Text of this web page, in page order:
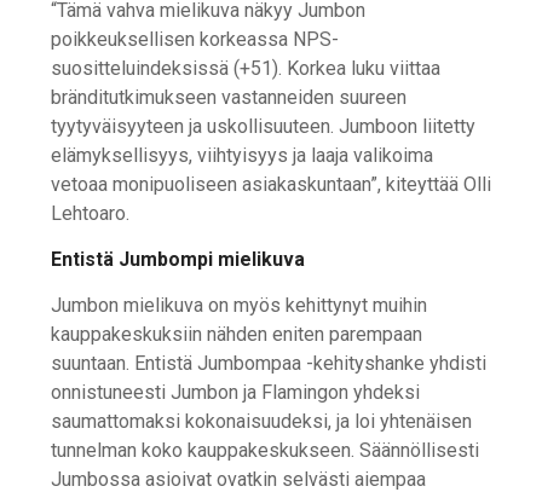
“Tämä vahva mielikuva näkyy Jumbon
poikkeuksellisen korkeassa NPS-
suositteluindeksissä (+51). Korkea luku viittaa
bränditutkimukseen vastanneiden suureen
tyytyväisyyteen ja uskollisuuteen. Jumboon liitetty
elämyksellisyys, viihtyisyys ja laaja valikoima
vetoaa monipuoliseen asiakaskuntaan”, kiteyttää Olli
Lehtoaro.
Entistä Jumbompi mielikuva
Jumbon mielikuva on myös kehittynyt muihin
kauppakeskuksiin nähden eniten parempaan
suuntaan. Entistä Jumbompaa -kehityshanke yhdisti
onnistuneesti Jumbon ja Flamingon yhdeksi
saumattomaksi kokonaisuudeksi, ja loi yhtenäisen
tunnelman koko kauppakeskukseen. Säännöllisesti
Jumbossa asioivat ovatkin selvästi aiempaa